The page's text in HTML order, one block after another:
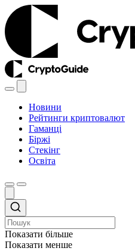
Новини
Рейтинги криптовалют
Гаманці
Біржі
Стекінг
Освіта
Показати більше
Показати менше